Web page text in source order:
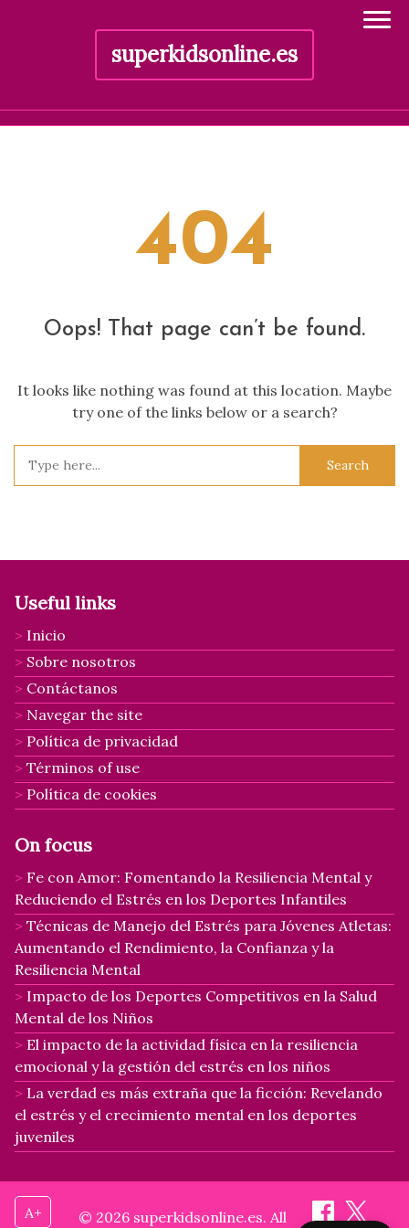
superkidsonline.es
404
Oops! That page can’t be found.
It looks like nothing was found at this location. Maybe
try one of the links below or a search?
Useful links
Inicio
Sobre nosotros
Contáctanos
Navegar the site
Política de privacidad
Términos of use
Política de cookies
On focus
Fe con Amor: Fomentando la Resiliencia Mental y
Reduciendo el Estrés en los Deportes Infantiles
Técnicas de Manejo del Estrés para Jóvenes Atletas:
Aumentando el Rendimiento, la Confianza y la
Resiliencia Mental
Impacto de los Deportes Competitivos en la Salud
Mental de los Niños
El impacto de la actividad física en la resiliencia
emocional y la gestión del estrés en los niños
La verdad es más extraña que la ficción: Revelando
el estrés y el crecimiento mental en los deportes
juveniles
A+ © 2026 superkidsonline.es. All